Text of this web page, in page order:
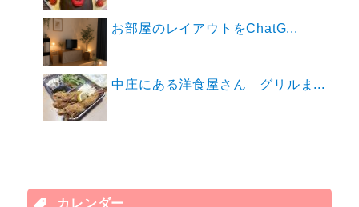
お部屋のレイアウトをChatG...
中庄にある洋食屋さん グリルま...
カレンダー